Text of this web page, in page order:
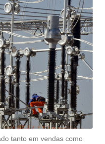
tanto em vendas como